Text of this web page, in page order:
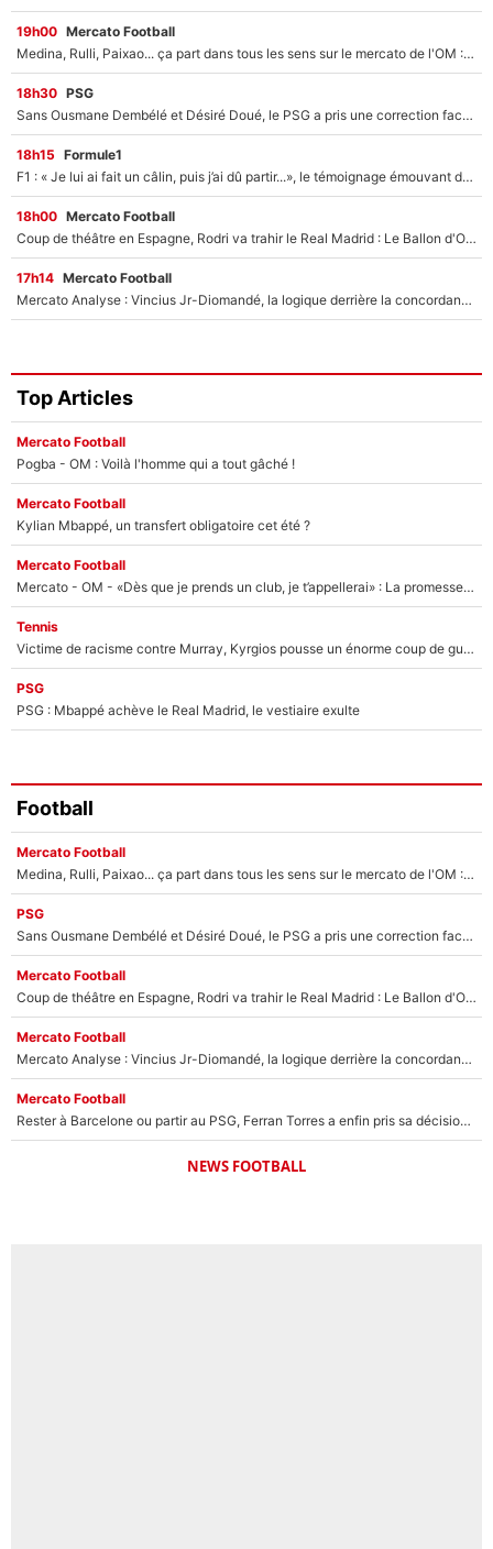
19h00 Mercato Football
Medina, Rulli, Paixao... ça part dans tous les sens sur le mercato de l'OM : Frank McCourt va enfin récupérer l'argent qu'il attend ?
18h30 PSG
Sans Ousmane Dembélé et Désiré Doué, le PSG a pris une correction face à Majorque : Luis Enrique attend avec impatience des renforts !
18h15 Formule1
F1 : « Je lui ai fait un câlin, puis j’ai dû partir...», le témoignage émouvant de Max Verstappen sur sa fille
18h00 Mercato Football
Coup de théâtre en Espagne, Rodri va trahir le Real Madrid : Le Ballon d'Or a choisi de signer au FC Barcelone !
17h14 Mercato Football
Mercato Analyse : Vincius Jr-Diomandé, la logique derrière la concordance des temps
Top Articles
Mercato Football
Pogba - OM : Voilà l'homme qui a tout gâché !
Mercato Football
Kylian Mbappé, un transfert obligatoire cet été ?
Mercato Football
Mercato - OM - «Dès que je prends un club, je t’appellerai» : La promesse de Marcelino au moment de claquer la porte
Tennis
Victime de racisme contre Murray, Kyrgios pousse un énorme coup de gueule !
PSG
PSG : Mbappé achève le Real Madrid, le vestiaire exulte
Football
Mercato Football
Medina, Rulli, Paixao... ça part dans tous les sens sur le mercato de l'OM : Frank McCourt va enfin récupérer l'argent qu'il attend ?
PSG
Sans Ousmane Dembélé et Désiré Doué, le PSG a pris une correction face à Majorque : Luis Enrique attend avec impatience des renforts !
Mercato Football
Coup de théâtre en Espagne, Rodri va trahir le Real Madrid : Le Ballon d'Or a choisi de signer au FC Barcelone !
Mercato Football
Mercato Analyse : Vincius Jr-Diomandé, la logique derrière la concordance des temps
Mercato Football
Rester à Barcelone ou partir au PSG, Ferran Torres a enfin pris sa décision : La course contre la montre est lancée !
NEWS FOOTBALL